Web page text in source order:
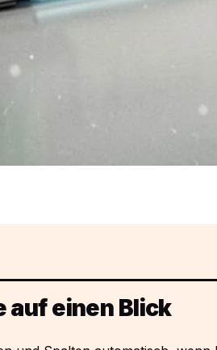
auf einen Blick